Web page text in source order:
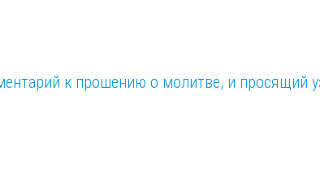
к прошению о молитве, и просящий